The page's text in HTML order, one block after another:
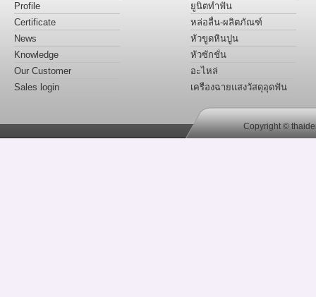
Profile
Certificate
News
Knowledge
Our Customer
Sales login
ยูนิตทำฟัน
หล่อลื่น-ผลิตภัณฑ์
หัวขูดหินปูน
หัวซักชั่น
อะไหล่
เครืองฉายแสงวัสดุอุดฟัน
Copyright ©